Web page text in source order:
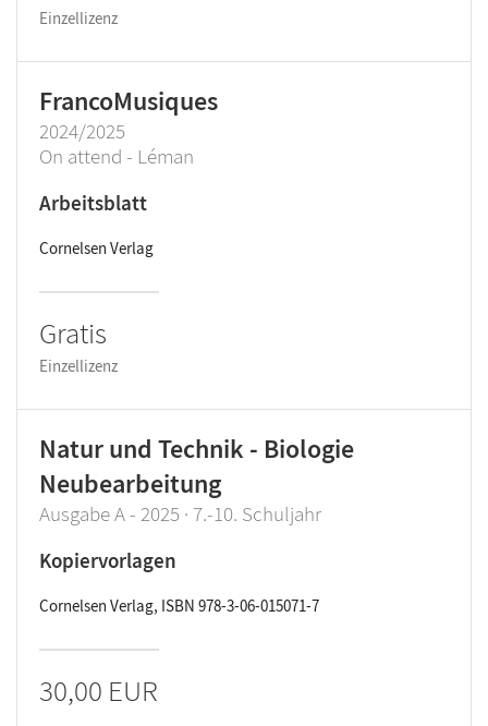
Einzellizenz
FrancoMusiques
2024/2025
On attend - Léman
Arbeitsblatt
Cornelsen Verlag
Gratis
Einzellizenz
Natur und Technik - Biologie
Neubearbeitung
Ausgabe A - 2025 · 7.-10. Schuljahr
Kopiervorlagen
Cornelsen Verlag, ISBN 978-3-06-015071-7
30,00 EUR